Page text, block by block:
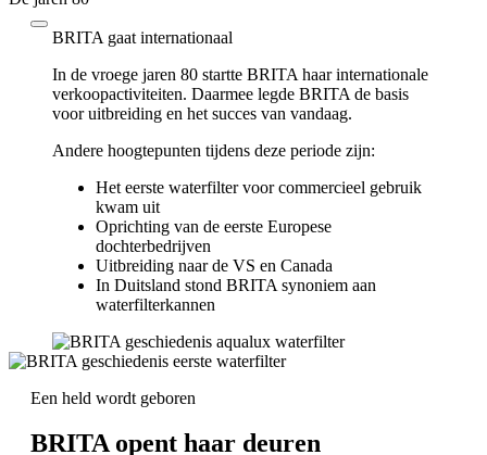
BRITA gaat internationaal
In de vroege jaren 80 startte BRITA haar internationale
verkoopactiviteiten. Daarmee legde BRITA de basis
voor uitbreiding en het succes van vandaag.
Andere hoogtepunten tijdens deze periode zijn:
Het eerste waterfilter voor commercieel gebruik
kwam uit
Oprichting van de eerste Europese
dochterbedrijven
Uitbreiding naar de VS en Canada
In Duitsland stond BRITA synoniem aan
waterfilterkannen
Een held wordt geboren
BRITA opent haar deuren